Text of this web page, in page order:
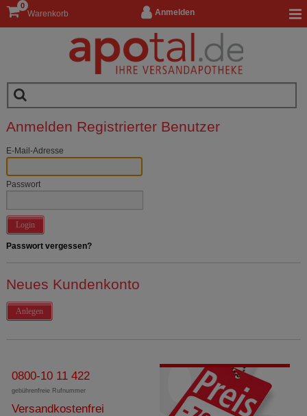
Anmelden
Warenkorb
0
Anmelden Registrierter Benutzer
E-Mail-Adresse
Passwort
Login
Passwort vergessen?
Neues Kundenkonto
Anlegen
0800-10 11 422
gebührenfreie Rufnummer
Versandkostenfrei